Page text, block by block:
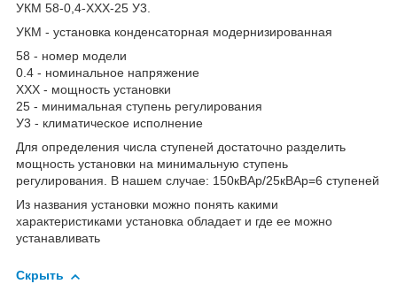
УКМ 58-0,4-ХХХ-25 У3.
УКМ - установка конденсаторная модернизированная
58 - номер модели
0.4 - номинальное напряжение
ХХХ - мощность установки
25 - минимальная ступень регулирования
У3 - климатическое исполнение
Для определения числа ступеней достаточно разделить
мощность установки на минимальную ступень
регулирования. В нашем случае: 150кВАр/25кВАр=6 ступеней
Из названия установки можно понять какими
характеристиками установка обладает и где ее можно
устанавливать
Скрыть